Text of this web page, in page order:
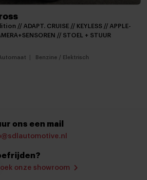
in hoogte verstelbaar
achter
// ADAPT. CRUISE // KEYLESS // APPLE-
// STOEL + STUUR
Benzine / Elektrisch
ons een mail
onze showroom